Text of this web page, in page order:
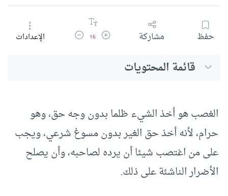
حفظ مشاركة زيادة حجم الخط
16 تقليل حجم الخطالإعدادات
قائمة المحتويات
الغصب هو أخذ الشيء ظلما بدون وجه حق، وهو
حرام، لأنه أخذ حق الغير بدون مسوغ شرعي، ويجب
على من اغتصب شيئا أن يرده لصاحبه، وأن يصلح
الأضرار الناشئة على ذلك.